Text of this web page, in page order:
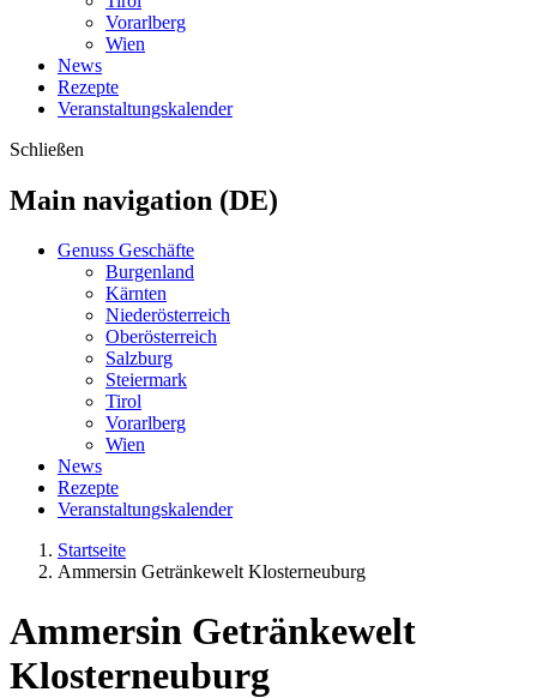
Vorarlberg
Wien
News
Rezepte
Veranstaltungskalender
Schließen
Main navigation (DE)
Genuss Geschäfte
Burgenland
Kärnten
Niederösterreich
Oberösterreich
Salzburg
Steiermark
Tirol
Vorarlberg
Wien
News
Rezepte
Veranstaltungskalender
Startseite
Ammersin Getränkewelt Klosterneuburg
Ammersin Getränkewelt
Klosterneuburg